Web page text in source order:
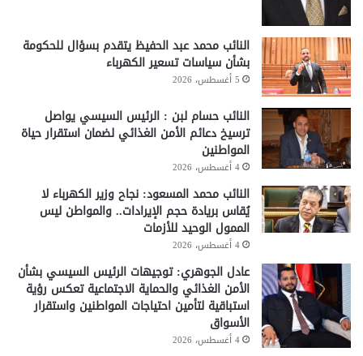
النائب محمد عبد الحفيظ يتقدم بسؤال للحكومة
بشأن سياسات تسعير الكهرباء
5 أغسطس، 2026
النائب حسام لبن : الرئيس السيسي يواصل
ترسيخ دعائم الأمن الغذائي لضمان استقرار حياة
المواطنين
4 أغسطس، 2026
النائب محمد المسعود: نجاح وزير الكهرباء لا
يُقاس بريادة حجم الإيرادات.. والمواطن ليس
الممول الوحيد للأزمات
4 أغسطس، 2026
عادل الجوهري: توجيهات الرئيس السيسي بشأن
الأمن الغذائي والحماية الاجتماعية تعكس رؤية
استباقية لتأمين احتياجات المواطنين واستقرار
الأسواق
4 أغسطس، 2026